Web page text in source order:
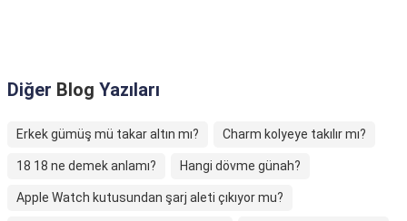
Diğer Blog Yazıları
Erkek gümüş mü takar altın mı? Charm kolyeye takılır mı?
18 18 ne demek anlamı? Hangi dövme günah?
Apple Watch kutusundan şarj aleti çıkıyor mu?